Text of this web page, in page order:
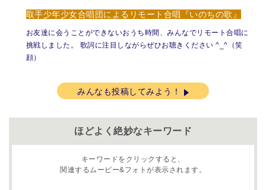
取手少年少女合唱団によるリモート合唱『いのちの歌』
お友達に会うことができないおうち時間、みんなでリモート合唱に
挑戦しました。 歌詞に注目しながらぜひお聴きください ^_^（笑
顔）
みんなも投稿してみよう！
ほどよく絶妙なキーワード
キーワードをクリックすると、
関連するムービー&フォトが表示されます。